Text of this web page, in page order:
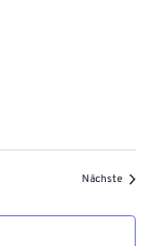
Nächste